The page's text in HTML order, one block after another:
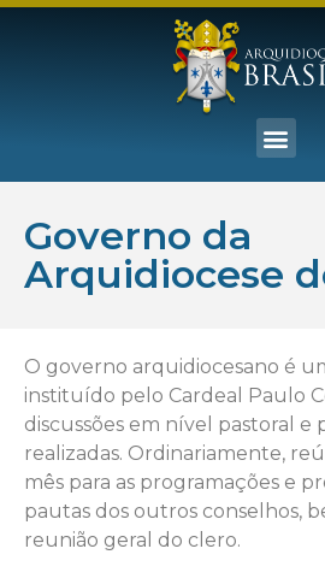
Governo da
Arquidiocese
O governo arquidiocesano é
instituído pelo Cardeal Paulo
discussões em nível pastoral e
realizadas. Ordinariamente,
mês para as programações e
pautas dos outros conselhos,
reunião geral do clero.